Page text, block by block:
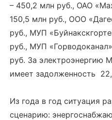
– 450,2 млн руб., ОАО
150,5 млн руб., ООО
руб., МУП
руб., МУП
руб. За электроэнергию
имеет задолженность
Из года в год ситуация
сценарию: